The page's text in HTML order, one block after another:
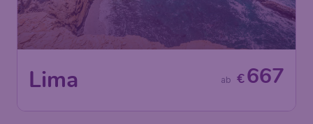
Lima €667
ab